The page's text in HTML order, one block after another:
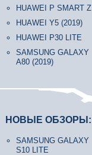
HUAWEI P SMART Z
HUAWEI Y5 (2019)
HUAWEI P30 LITE
SAMSUNG GALAXY
A80 (2019)
НОВЫЕ ОБЗОРЫ:
SAMSUNG GALAXY
S10 LITE